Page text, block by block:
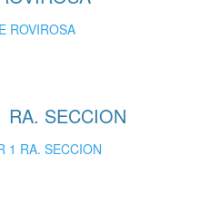
ROVIROSA
RA. SECCION
1 RA. SECCION